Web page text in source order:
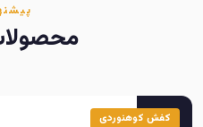
کفش کوهنوردی